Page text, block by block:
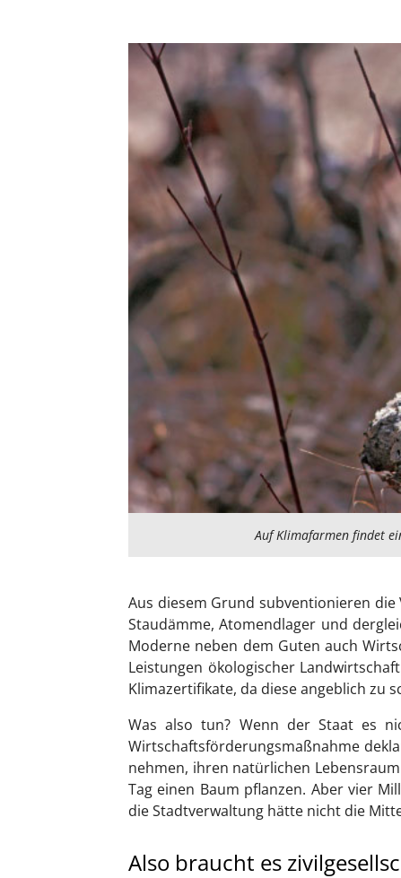
Auf Klimafarmen findet
Aus diesem Grund subventionieren
Staudämme, Atomendlager und
Moderne neben dem Guten auch
Leistungen ökologischer
Klimazertifikate, da diese angeblich zu
Was also tun? Wenn der Staat es
Wirtschaftsförderungsmaßnahme
nehmen, ihren natürlichen
Tag einen Baum pflanzen. Aber vier
die Stadtverwaltung hätte nicht die
Also braucht es